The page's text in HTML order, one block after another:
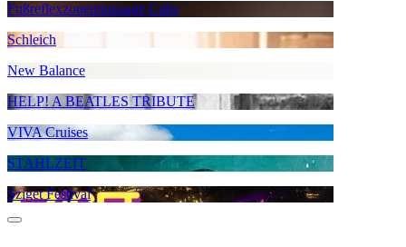
Fußreflexzonenmassage Calw
Schleich
New Balance
HELP! A BEATLES TRIBUTE
VIVA Cruises
STAHLZEIT
Sziget Festival